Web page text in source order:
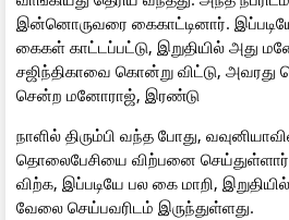
இன்னொருவரை கைகாட்டினார்.
கைகள் காட்டப்பட்டு, இறுதியில் அது
சஜிந்திகாவை கொன்று விட்டு, அவரது
சென்ற மனோராஜ், இரண்டு
நாளில் திரும்பி வந்த போது,
தொலைபேசியை விற்பனை
விற்க, இப்படியே பல கை மாறி,
வேலை செய்பவரிடம் இருந்துள்ளது.